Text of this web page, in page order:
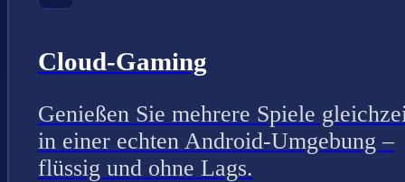
Cloud-Gaming
Genießen Sie mehrere Spiele
in einer echten Android-Umgebung –
flüssig und ohne Lags.